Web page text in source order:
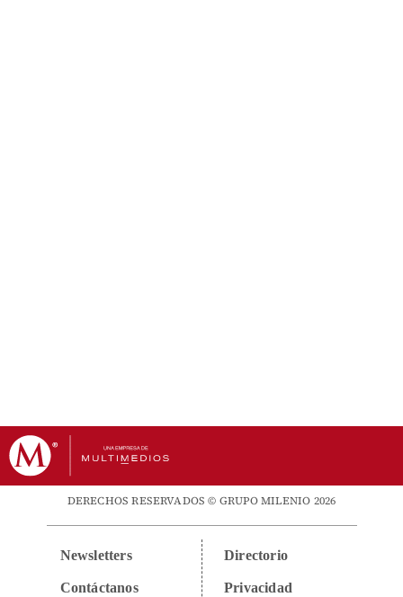
DERECHOS RESERVADOS © GRUPO MILENIO 2026
Newsletters
Contáctanos
Directorio
Privacidad